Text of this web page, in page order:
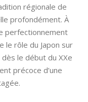
régionale de
profondément. À
perfectionnement
le rôle du Japon sur
le début du XXe
précoce d’une